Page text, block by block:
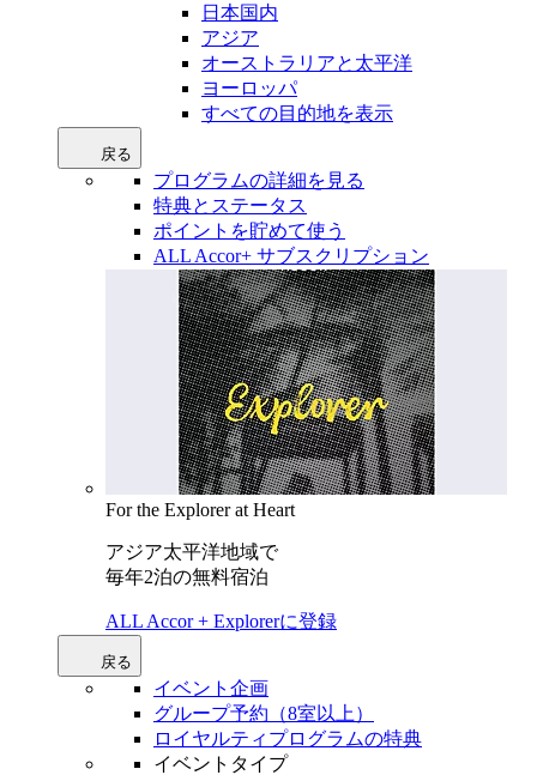
日本国内
アジア
オーストラリアと太平洋
ヨーロッパ
すべての目的地を表示
戻る
プログラムの詳細を見る
特典とステータス
ポイントを貯めて使う
ALL Accor+ サブスクリプション
For the Explorer at Heart
アジア太平洋地域で
毎年2泊の無料宿泊
ALL Accor + Explorerに登録
戻る
イベント企画
グループ予約（8室以上）
ロイヤルティプログラムの特典
イベントタイプ